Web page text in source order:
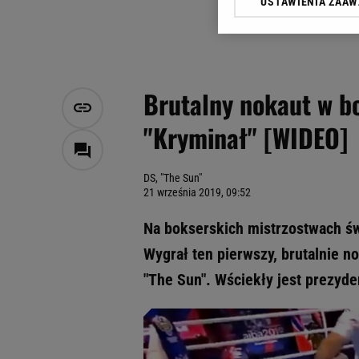
Brutalny nokaut w
"Kryminał" [WIDEO]
DS, "The Sun"
21 września 2019, 09:52
Na bokserskich mistrzostwach
Wygrał ten pierwszy, brutalnie
"The Sun". Wściekły jest
Klikając „Akceptuję”
Zaufanych Partnerów i
My, nasi Zaufani
Użycie dokładnych
Przechowywanie